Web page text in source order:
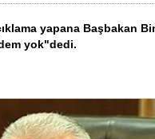
yapana Başbakan
yok"dedi.